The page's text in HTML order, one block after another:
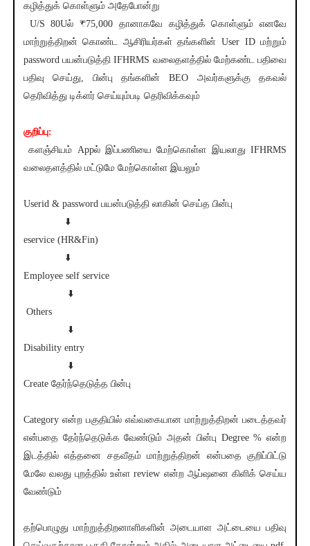
கழித்துக் கொள்ளும் அதேபோன்று
U/S 80Uல் ₹75,000 தானாகவே கழித்துக் கொள்ளும் எனவே
மாற்றுத்திறன் கொண்ட ஆசிரியர்கள் தங்களின் User ID மற்றும்
password பயன்படுத்தி IFHRMS வலைதளத்தில் மேற்கண்ட பதிவை
பதிவு செய்து, பின்பு தங்களின் BEO அவர்களுக்கு தகவல்
தெரிவித்து டிக்ளர் செய்யும்படி தெரிவிக்கவும்
குறிப்பு:
களஞ்சியம் Appல் இப்பணியை மேற்கொள்ள இயலாது IFHRMS
வலைதளத்தில் மட்டுமே மேற்கொள்ள இயலும்
Userid & password பயன்படுத்தி லாகின் செய்த பின்பு
⬇️
eservice (HR&Fin)
⬇️
Employee self service
⬇️
Others
⬇️
Disability entry
⬇️
Create தேர்ந்தெடுத்த பின்பு
Category என்ற பகுதியில் எவ்வகையான மாற்றுத்திறன் படைத்தவர்
என்பதை தேர்ந்தெடுக்க வேண்டும் அதன் பின்பு Degree % என்ற
இடத்தில் எத்தனை சதவீதம் மாற்றுத்திறன் என்பதை குறிப்பிட்டு
மேலே வலது புறத்தில் உள்ள review என்ற ஆப்ஷனை கிளிக் செய்ய
வேண்டும்
தற்பொழுது மாற்றுத்திறனாளிகளின் அடையாள அட்டையை பதிவு